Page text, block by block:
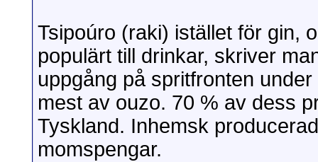
Tsipoúro (raki) istället för gin,
populärt till drinkar, skriver
uppgång på spritfronten
mest av ouzo. 70 % av dess
Tyskland. Inhemsk
momspengar.